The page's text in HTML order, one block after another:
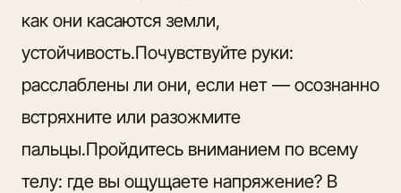
как они касаются земли,
устойчивость.Почувствуйте руки:
расслаблены ли они, если нет — осознанно
встряхните или разожмите
пальцы.Пройдитесь вниманием по всему
телу: где вы ощущаете напряжение? В